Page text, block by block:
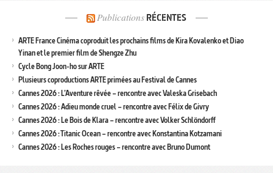
Publications RÉCENTES
ARTE France Cinéma coproduit les prochains films de Kira Kovalenko et Diao
Yinan et le premier film de Shengze Zhu
Cycle Bong Joon-ho sur ARTE
Plusieurs coproductions ARTE primées au Festival de Cannes
Cannes 2026 : L’Aventure rêvée – rencontre avec Valeska Grisebach
Cannes 2026 : Adieu monde cruel – rencontre avec Félix de Givry
Cannes 2026 : Le Bois de Klara – rencontre avec Volker Schlöndorff
Cannes 2026 : Titanic Ocean – rencontre avec Konstantina Kotzamani
Cannes 2026 : Les Roches rouges – rencontre avec Bruno Dumont